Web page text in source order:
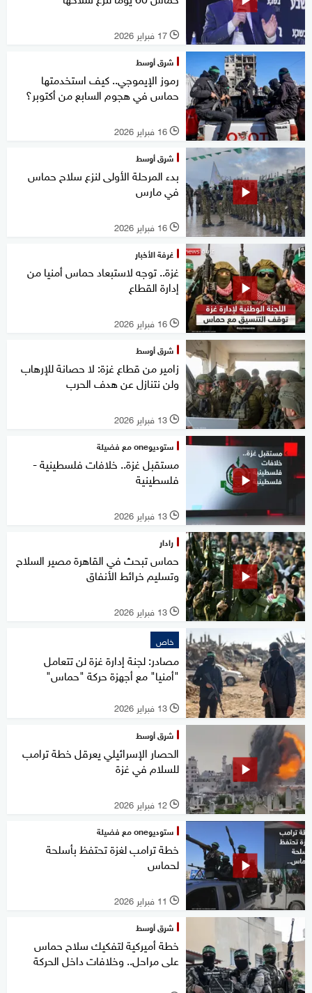
l 17 فبراير 2026
شرق أوسط
رموز الإيموجي.. كيف استخدمتها
حماس في هجوم السابع من أكتوبر؟
l 16 فبراير 2026
شرق أوسط
بدء المرحلة الأولى لنزع سلاح حماس
في مارس
l 16 فبراير 2026
غرفة الأخبار
غزة.. توجه لاستبعاد حماس أمنيا من
إدارة القطاع
l 16 فبراير 2026
شرق أوسط
زامير من قطاع غزة: لا حصانة للإرهاب
ولن نتنازل عن هدف الحرب
l 13 فبراير 2026
ستوديوone مع فضيلة
مستقبل غزة.. خلافات فلسطينية -
فلسطينية
l 13 فبراير 2026
رادار
حماس تبحث في القاهرة مصير السلاح
وتسليم خرائط الأنفاق
l 13 فبراير 2026
خاص
مصادر: لجنة إدارة غزة لن تتعامل
"أمنيا" مع أجهزة حركة "حماس"
l 13 فبراير 2026
شرق أوسط
الحصار الإسرائيلي يعرقل خطة ترامب
للسلام في غزة
l 12 فبراير 2026
ستوديوone مع فضيلة
خطة ترامب لغزة تحتفظ بأسلحة
لحماس
l 11 فبراير 2026
شرق أوسط
خطة أميركية لتفكيك سلاح حماس
على مراحل.. وخلافات داخل الحركة